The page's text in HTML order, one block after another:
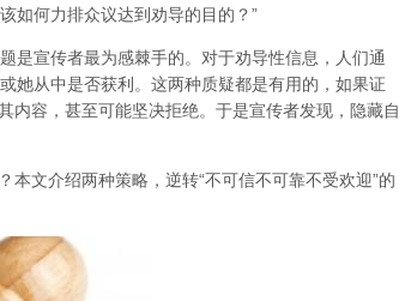
如何力排众议达到劝导的目的？”
是宣传者最为感棘手的。对于劝导性信息， 人们通
她从中是否获利。这两种质疑都是有用的，如果证
容，甚至可能坚决拒绝。于是宣传者发现， 隐藏自
本文介绍两种策略 ，逆转“不可信不可靠不受欢迎”的